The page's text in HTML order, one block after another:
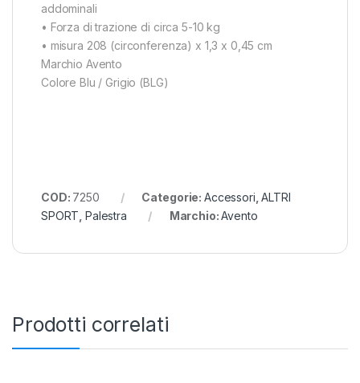
addominali
• Forza di trazione di circa 5-10 kg
• misura 208 (circonferenza) x 1,3 x 0,45 cm
Marchio Avento
Colore Blu / Grigio (BLG)
COD: 7250 Categorie: Accessori ,ALTRI
SPORT ,Palestra Marchio:Avento
Prodotti correlati